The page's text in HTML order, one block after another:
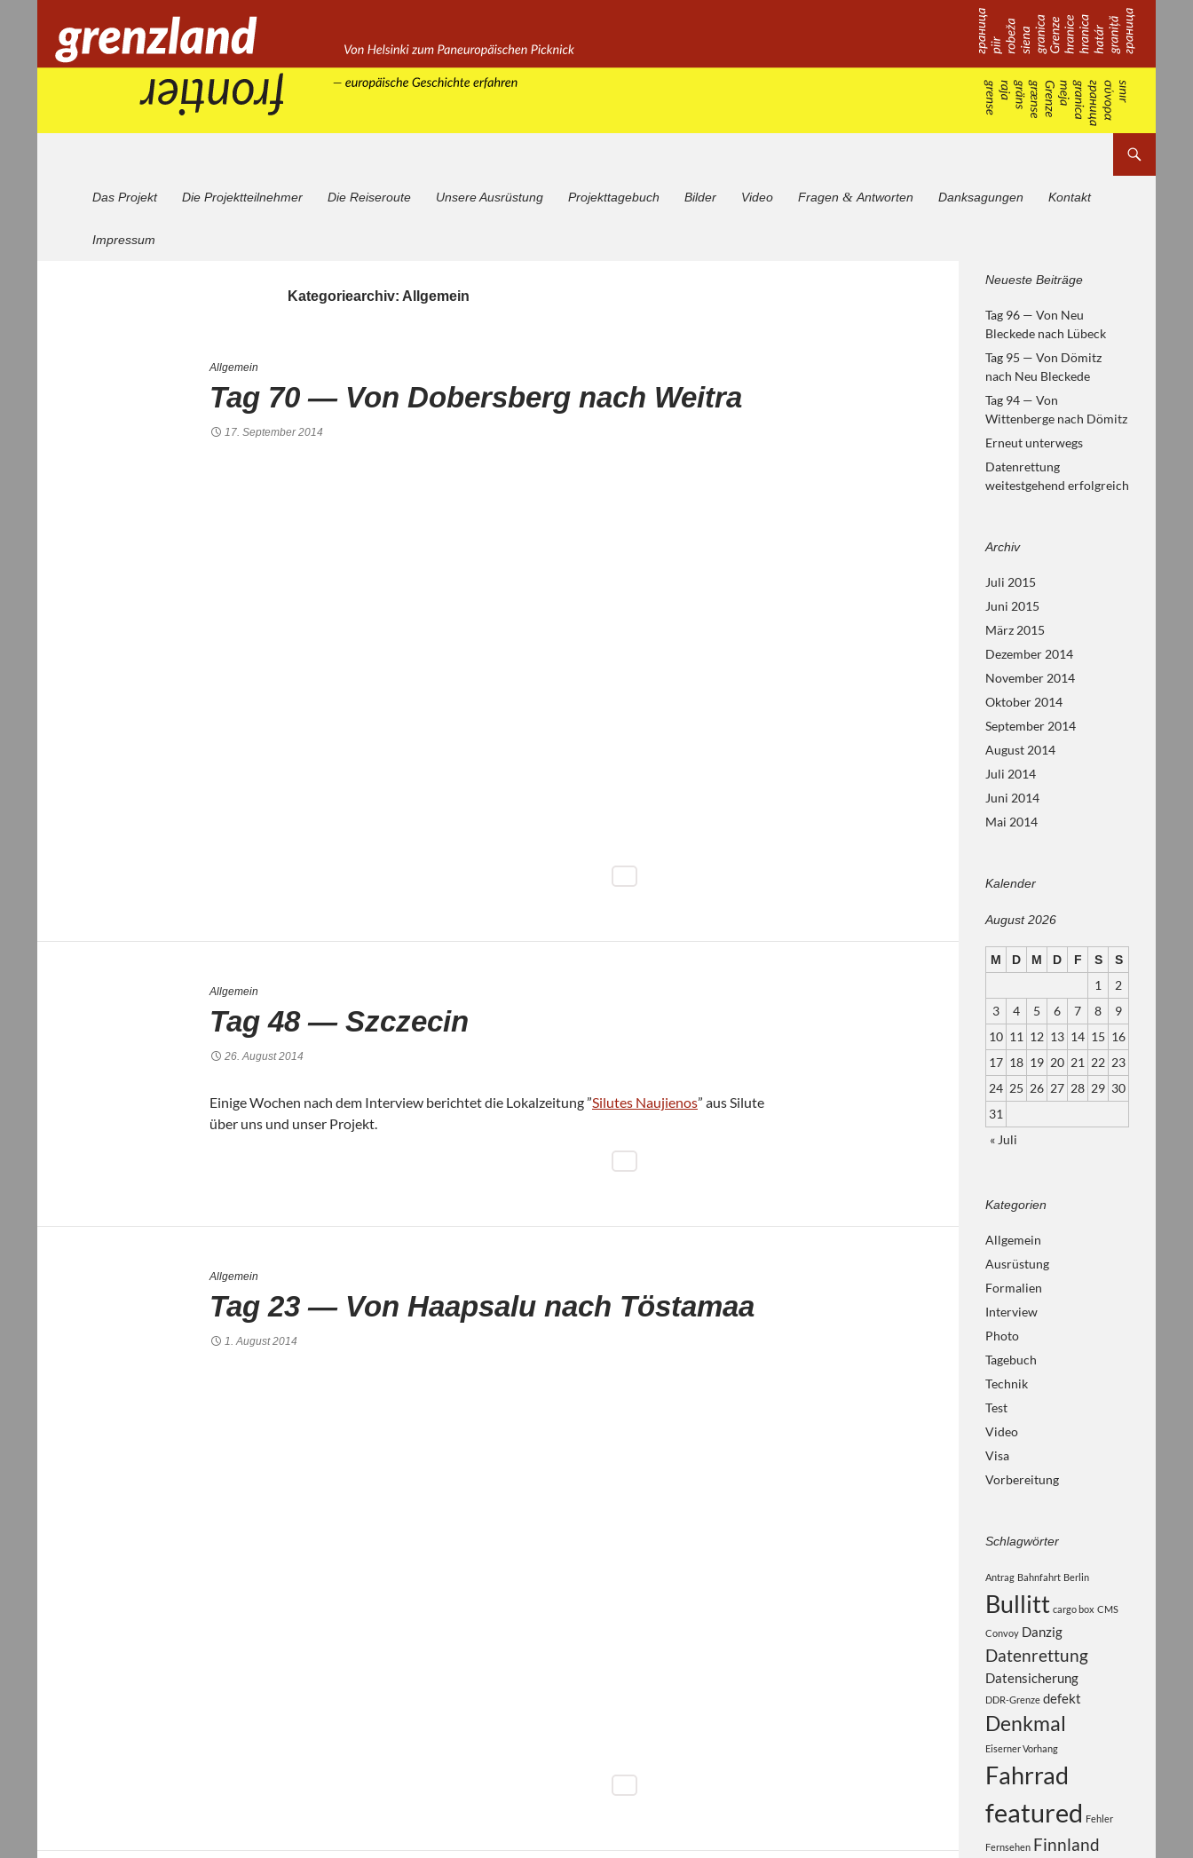
Das Projekt Die Projektteilnehmer Die Reiseroute Unsere Ausrüstung Projekttagebuch Bilder Video Fragen & Antworten Danksagungen Kontakt
Impressum
Kategoriearchiv: Allgemein
Allgemein
Tag 70 — Von Dobersberg nach Weitra
17. September 2014
Allgemein
Tag 48 — Szczecin
26. August 2014
Einige Wochen nach dem Inter­view berich­tet die Lokal­zei­tung ”Silutes Nau­ji­e­nos” aus Silute
über uns und unser Pro­jekt.
Allgemein
Tag 23 — Von Haapsalu nach Töstamaa
1. August 2014
Von Helsinki zum
europäische Geschichte
erfahren
Neueste Beiträge
Tag 96 — Von Neu
Bleckede nach Lübeck
Tag 95 — Von Dömitz
nach Neu Bleckede
Tag 94 — Von
Wittenberge nach Dömitz
Erneut unterwegs
Datenrettung
weitestgehend erfolgreich
Archiv
Juli 2015
Juni 2015
März 2015
Dezember 2014
November 2014
Oktober 2014
September 2014
August 2014
Juli 2014
Juni 2014
Mai 2014
Kalender
August 2026
M D M D F S S
1
2
3
4 5 6 7 8
9
10 11 12 13 14 15 16
17 18 19 20 21 22 23
24 25 26 27 28 29 30
31
« Juli
Kategorien
Allgemein
Ausrüstung
Formalien
Interview
Photo
Tagebuch
Technik
Test
Video
Visa
Vorbereitung
Schlagwörter
Antrag Bahnfahrt Berlin
Bullitt cargo box CMS
Convoy Danzig
Datenrettung
Datensicherung
DDR-Grenze defekt
Denkmal
Eiserner Vorhang
Fahrrad
featured Fehler
Fernsehen Finnland